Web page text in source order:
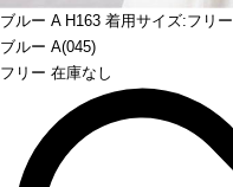
ブルー A H163 着用サイズ:フリー
ブルー A(045)
フリー 在庫なし